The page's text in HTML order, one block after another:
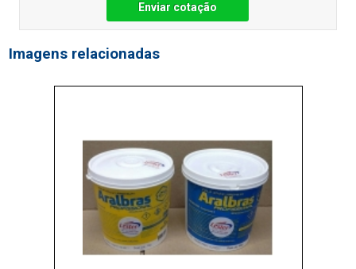
Enviar cotação
Imagens relacionadas